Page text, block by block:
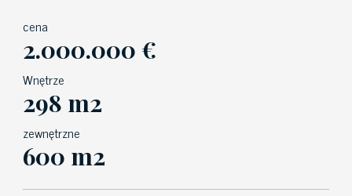
cena
2.000.000 €
Wnętrze
298 m2
zewnętrzne
600 m2